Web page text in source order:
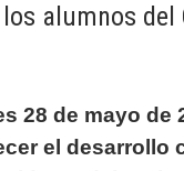
alumnos
28 de mayo de
el desarrollo